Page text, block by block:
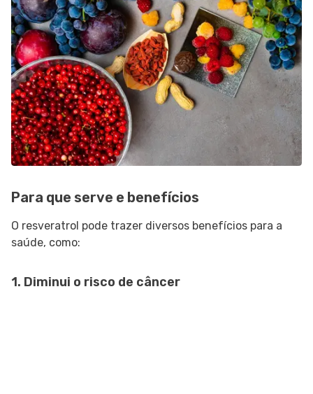
Para que serve e benefícios
O resveratrol pode trazer diversos benefícios para a
saúde, como:
1. Diminui o risco de câncer